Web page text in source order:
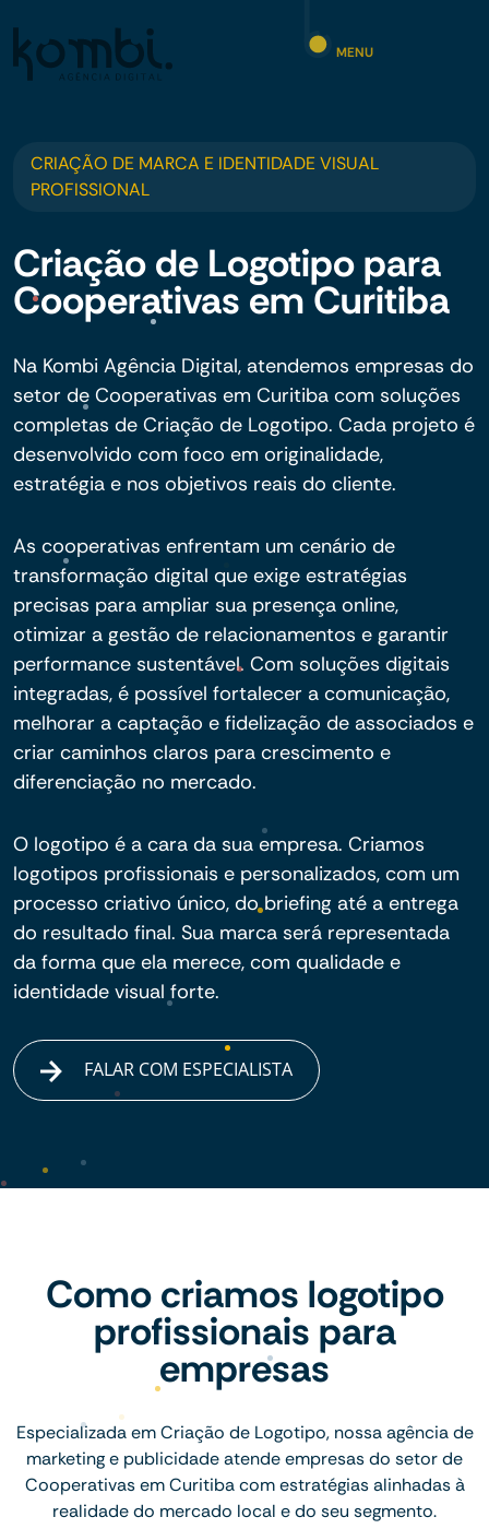
MENU
CRIAÇÃO DE MARCA E IDENTIDADE VISUAL
PROFISSIONAL
Criação de Logotipo para
Cooperativas em Curitiba
Na Kombi Agência Digital, atendemos empresas do
setor de Cooperativas em Curitiba com soluções
completas de Criação de Logotipo. Cada projeto é
desenvolvido com foco em originalidade,
estratégia e nos objetivos reais do cliente.
As cooperativas enfrentam um cenário de
transformação digital que exige estratégias
precisas para ampliar sua presença online,
otimizar a gestão de relacionamentos e garantir
performance sustentável. Com soluções digitais
integradas, é possível fortalecer a comunicação,
melhorar a captação e fidelização de associados e
criar caminhos claros para crescimento e
diferenciação no mercado.
O logotipo é a cara da sua empresa. Criamos
logotipos profissionais e personalizados, com um
processo criativo único, do briefing até a entrega
do resultado final. Sua marca será representada
da forma que ela merece, com qualidade e
identidade visual forte.
FALAR COM ESPECIALISTA
Como criamos logotipo
profissionais para
empresas
Especializada em Criação de Logotipo, nossa agência de
marketing e publicidade atende empresas do setor de
Cooperativas em Curitiba com estratégias alinhadas à
realidade do mercado local e do seu segmento.